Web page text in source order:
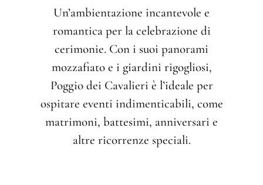
Un’ambientazione incantevole e
romantica per la celebrazione di
cerimonie. Con i suoi panorami
mozzafiato e i giardini rigogliosi,
Poggio dei Cavalieri è l’ideale per
ospitare eventi indimenticabili, come
matrimoni, battesimi, anniversari e
altre ricorrenze speciali.